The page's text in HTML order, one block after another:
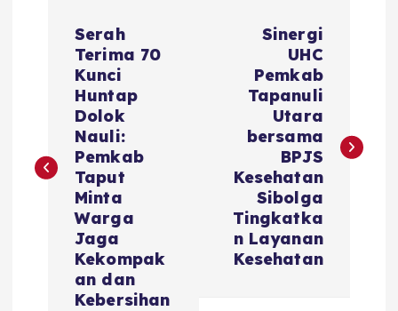
Serah
Terima 70
Kunci
Huntap
Dolok
Nauli:
Pemkab
Taput
Minta
Warga
Jaga
Kekompak
an dan
Kebersihan
Sinergi
UHC
Pemkab
Tapanuli
Utara
bersama
BPJS
Kesehatan
Sibolga
Tingkatka
n Layanan
Kesehatan